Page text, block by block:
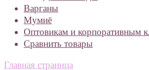
Варганы
Мумиё
Оптовикам и корпоративным
Сравнить товары
Главная страница